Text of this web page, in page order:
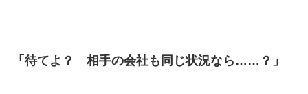
「待てよ？ 相手の会社も同じ状況なら……？」